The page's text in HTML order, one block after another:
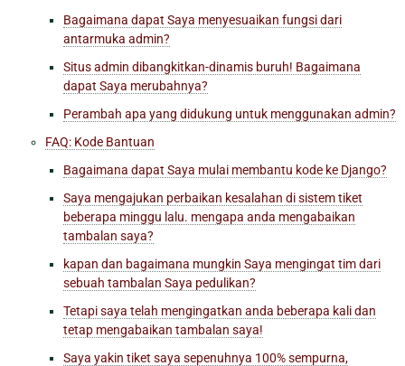
Bagaimana dapat Saya menyesuaikan fungsi dari
antarmuka admin?
Situs admin dibangkitkan-dinamis buruh! Bagaimana
dapat Saya merubahnya?
Perambah apa yang didukung untuk menggunakan admin?
FAQ: Kode Bantuan
Bagaimana dapat Saya mulai membantu kode ke Django?
Saya mengajukan perbaikan kesalahan di sistem tiket
beberapa minggu lalu. mengapa anda mengabaikan
tambalan saya?
kapan dan bagaimana mungkin Saya mengingat tim dari
sebuah tambalan Saya pedulikan?
Tetapi saya telah mengingatkan anda beberapa kali dan
tetap mengabaikan tambalan saya!
Saya yakin tiket saya sepenuhnya 100% sempurna,